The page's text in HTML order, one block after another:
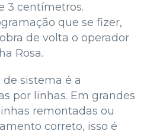
3 centímetros.
que se fizer,
de volta o operador
Rosa.
sistema é a
por linhas. Em grandes
remontadas ou
correto, isso é